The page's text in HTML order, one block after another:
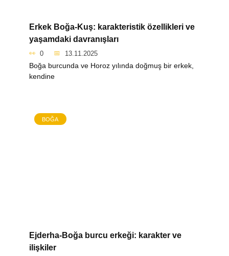
Erkek Boğa-Kuş: karakteristik özellikleri ve
yaşamdaki davranışları
0 13.11.2025
Boğa burcunda ve Horoz yılında doğmuş bir erkek,
kendine
BOĞA
Ejderha-Boğa burcu erkeği: karakter ve
ilişkiler